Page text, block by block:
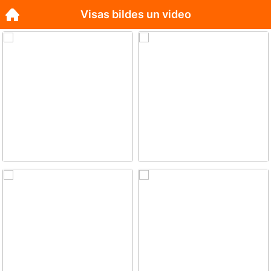
Visas bildes un video